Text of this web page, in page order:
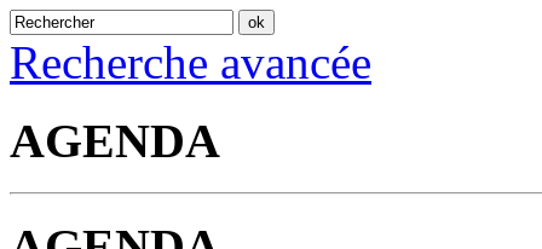
Recherche avancée
AGENDA